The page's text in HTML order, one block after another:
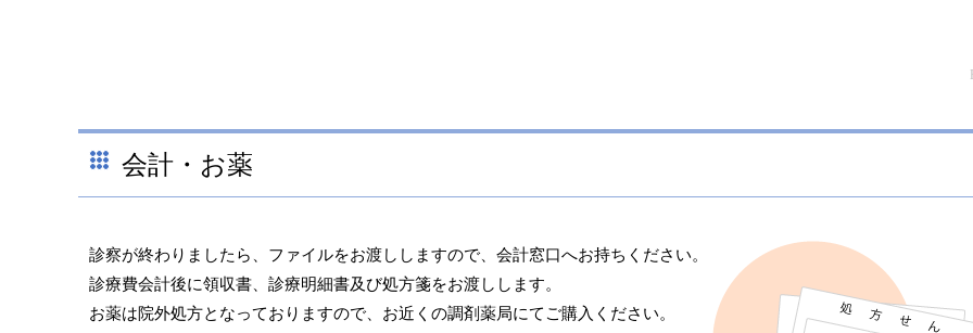
会計・お薬
診察が終わりましたら、ファイルをお渡ししますので、会計窓口へお持ちください。
診療費会計後に領収書、診療明細書及び処方箋をお渡しします。
お薬は院外処方となっておりますので、お近くの調剤薬局にてご購入ください。